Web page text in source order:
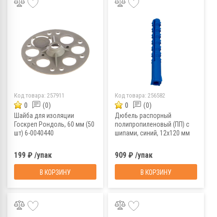
Код товара: 257911
0 (0)
Шайба для изоляции
Госкреп Рондоль, 60 мм (50
шт) 6-0040440
199 ₽ /упак
В КОРЗИНУ
Код товара: 256582
0 (0)
Дюбель распорный
полипропиленовый (ПП) с
шипами, синий, 12х120 мм
909 ₽ /упак
В КОРЗИНУ